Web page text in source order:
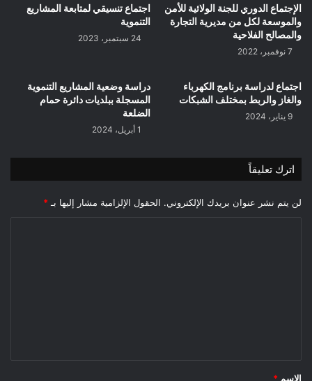
الإجتماع الدوري للجنة الولائية للأمن
والموسعة لكل من مديرية التجارة
والمصالح الفلاحية
7 نوفمبر، 2022
اجتماع تنسيقي لمتابعة المشاريع
التنموية
24 سبتمبر، 2023
اجتماع لدراسة برنامج الكهرباء
والغاز والربط بمختلف الشبكات
9 يناير، 2024
دراسة وضعية المشاريع التنموية
المسجلة ببلديات دائرة حمام
الضلعة
1 أبريل، 2024
اترك تعليقاً
لن يتم نشر عنوان بريدك الإلكتروني. الحقول الإلزامية مشار إليها بـ *
*
الاسم *